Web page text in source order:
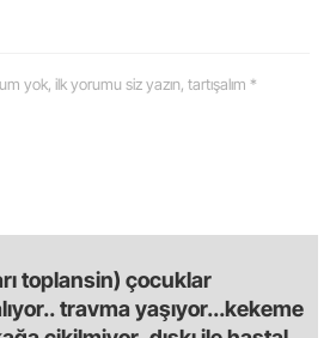
yok, ilk yorumu siz yazın, tartışalım *
toplansin) çocuklar
travma yaşıyor...kekeme